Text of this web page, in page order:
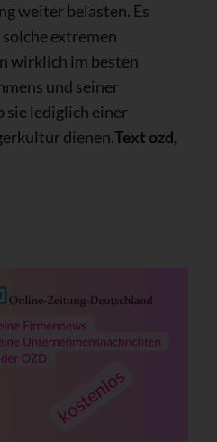
weiter belasten. Es
extremen
wirklich im besten
und seiner
sie lediglich einer
dienen.Text ozd,